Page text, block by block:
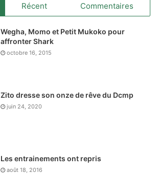
Récent Commentaires
Wegha, Momo et Petit Mukoko pour
affronter Shark
octobre 16, 2015
Zito dresse son onze de rêve du Dcmp
juin 24, 2020
Les entrainements ont repris
août 18, 2016